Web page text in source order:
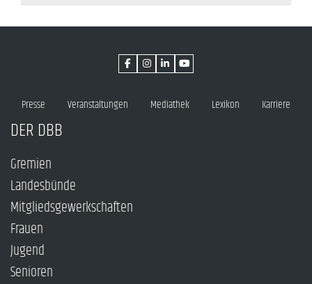
Presse Veranstaltungen Mediathek Lexikon Karriere
DER DBB
Gremien
Landesbünde
Mitgliedsgewerkschaften
Frauen
Jugend
Senioren